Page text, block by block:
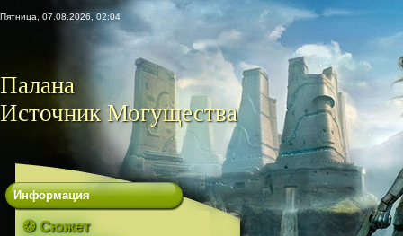
Пятница, 07.08.2026, 02:04
Палана
Источник Могущества
Информация
❂ Сюжет